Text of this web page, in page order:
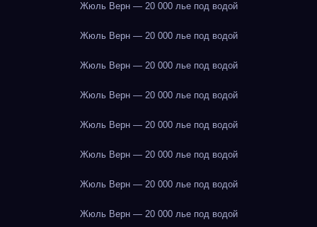
Жюль Верн — 20 000 лье под водой
Жюль Верн — 20 000 лье под водой
Жюль Верн — 20 000 лье под водой
Жюль Верн — 20 000 лье под водой
Жюль Верн — 20 000 лье под водой
Жюль Верн — 20 000 лье под водой
Жюль Верн — 20 000 лье под водой
Жюль Верн — 20 000 лье под водой